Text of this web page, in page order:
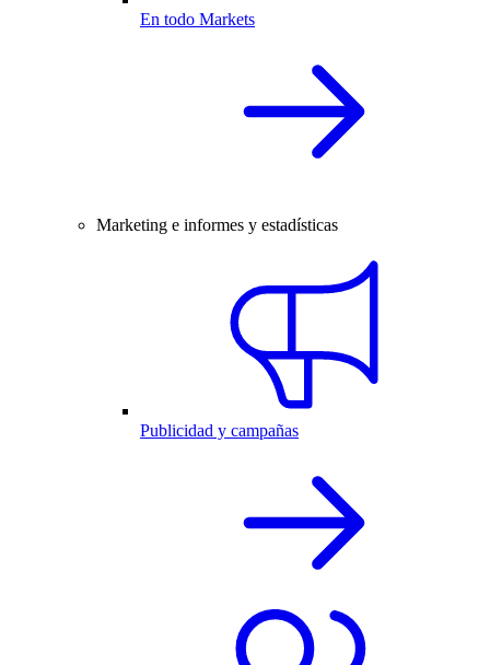
En todo Markets
Marketing e informes y estadísticas
Publicidad y campañas